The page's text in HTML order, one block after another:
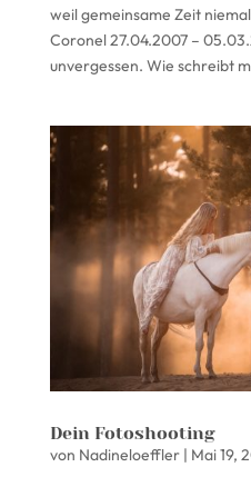
weil gemeinsame Zeit
Coronel 27.04.2007 –
unvergessen. Wie schreibt
Dein Fotoshooting
von Nadineloeffler| Mai 19,